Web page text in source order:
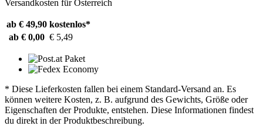
Versandkosten für Österreich
ab € 49,90 kostenlos*
ab € 0,00 € 5,49
* Diese Lieferkosten fallen bei einem Standard-Versand an. Es
können weitere Kosten, z. B. aufgrund des Gewichts, Größe oder
Eigenschaften der Produkte, entstehen. Diese Informationen findest
du direkt in der Produktbeschreibung.